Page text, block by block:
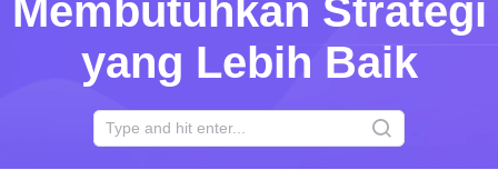
Membutuhkan Strategi
yang Lebih Baik